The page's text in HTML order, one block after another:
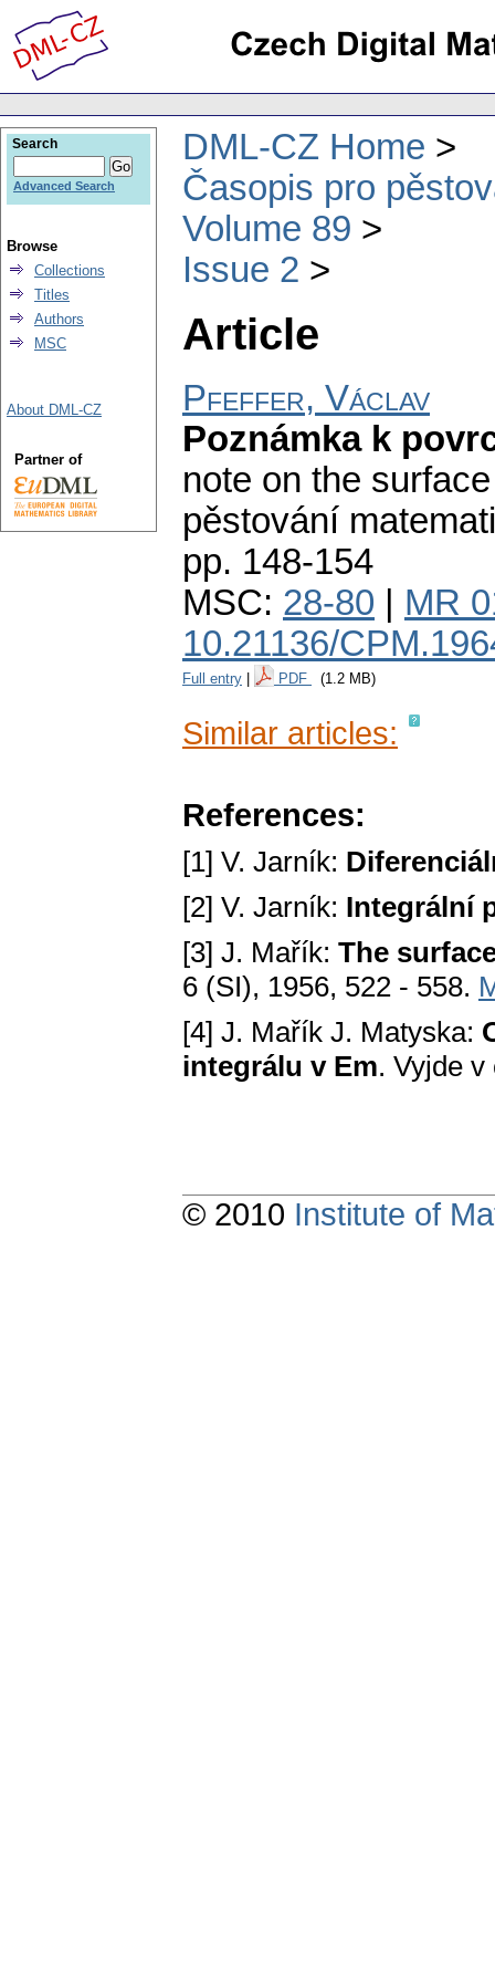
DML-CZ Home
Časopis pro
Volume 89
Issue 2
Article
Pfeffer, Václav
Poznámka k
note on the
pěstování
pp. 148-154
MSC: 28-80
MR
10.21136/
Full entry PDF (1.2 MB)
Similar articles:
References:
[1] V. Jarník:
[2] V. Jarník: Integrální
[3] J. Mařík: The
6 (SI), 1956, 522 - 558.
[4] J. Mařík J. Matyska:
integrálu v Em. Vyjde
Search
Advanced Search
Browse
Collections
Titles
Authors
MSC
About DML-CZ
Partner of
© 2010 Institute of